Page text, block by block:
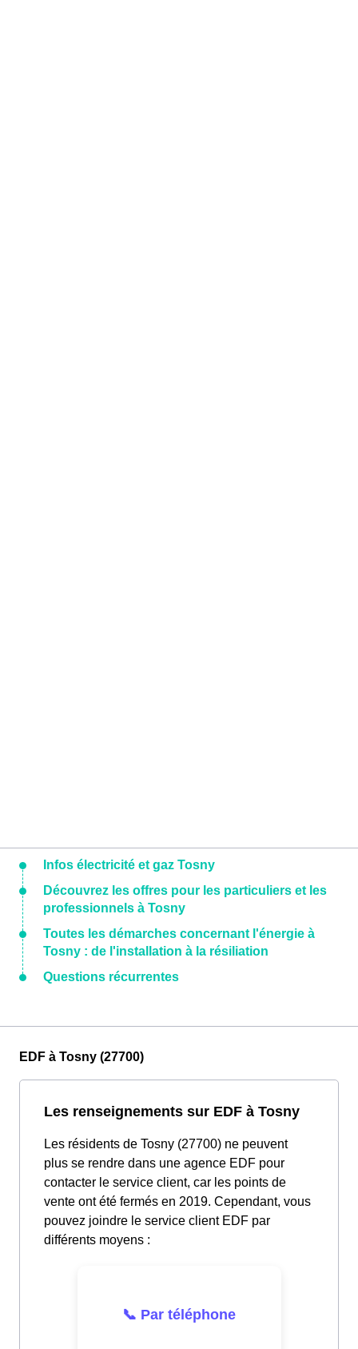
Infos électricité et gaz Tosny
Découvrez les offres pour les particuliers et les
professionnels à Tosny
Toutes les démarches concernant l'énergie à
Tosny : de l'installation à la résiliation
Questions récurrentes
EDF à Tosny (27700)
Les renseignements sur EDF à Tosny
Les résidents de Tosny (27700) ne peuvent
plus se rendre dans une agence EDF pour
contacter le service client, car les points de
vente ont été fermés en 2019. Cependant, vous
pouvez joindre le service client EDF par
différents moyens :
📞 Par téléphone